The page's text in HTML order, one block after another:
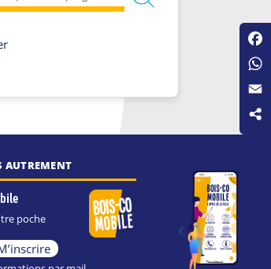
AUTREMENT
poche